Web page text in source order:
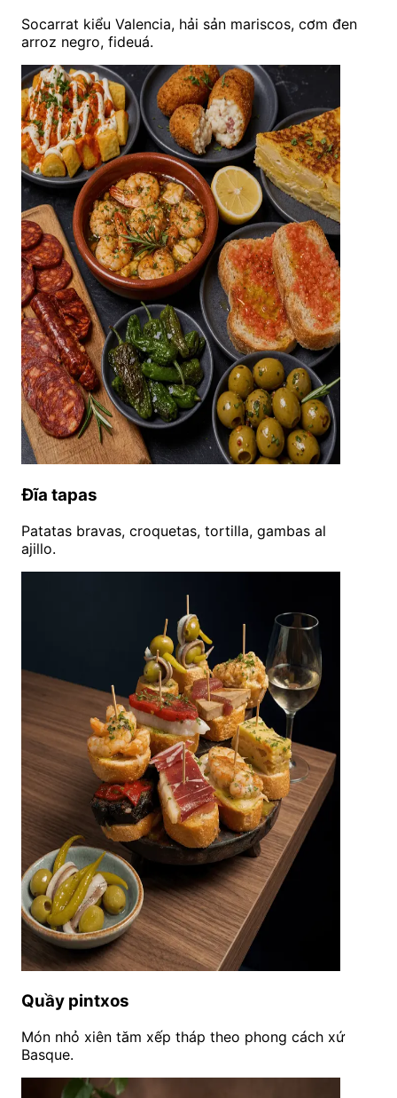
Socarrat kiểu Valencia, hải sản mariscos, cơm đen
arroz negro, fideuá.
Đĩa tapas
Patatas bravas, croquetas, tortilla, gambas al
ajillo.
Quầy pintxos
Món nhỏ xiên tăm xếp tháp theo phong cách xứ
Basque.